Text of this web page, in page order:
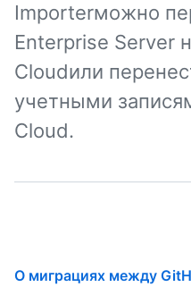
Importerможно
Enterprise Server
Cloudили
учетными
Cloud.
О миграциях между